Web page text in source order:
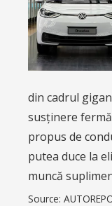
din cadrul
susținere
propus de
putea duce la
muncă
Source: